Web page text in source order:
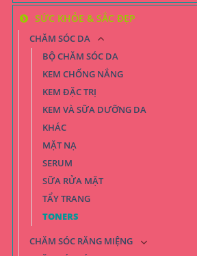
SỨC KHỎE & SẮC ĐẸP
CHĂM SÓC DA
BỘ CHĂM SÓC DA
KEM CHỐNG NẮNG
KEM ĐẶC TRỊ
KEM VÀ SỮA DƯỠNG DA
KHÁC
MẶT NẠ
SERUM
SỮA RỬA MẶT
TẨY TRANG
TONERS
CHĂM SÓC RĂNG MIỆNG